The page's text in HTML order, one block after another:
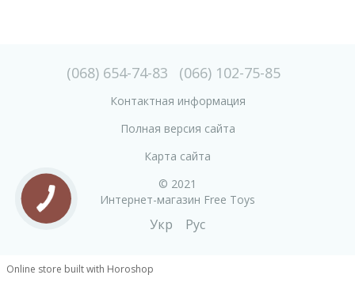
(068) 654-74-83 (066) 102-75-85
Контактная информация
Полная версия сайта
Карта сайта
© 2021
Интернет-магазин Free Toys
Укр Рус
Online store built with Horoshop